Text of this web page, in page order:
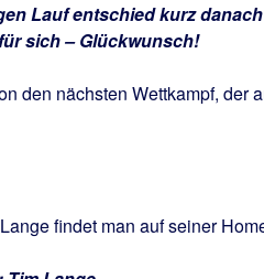
Lauf entschied kurz
sich – Glückwunsch!
den nächsten Wettkampf,
findet man auf seiner